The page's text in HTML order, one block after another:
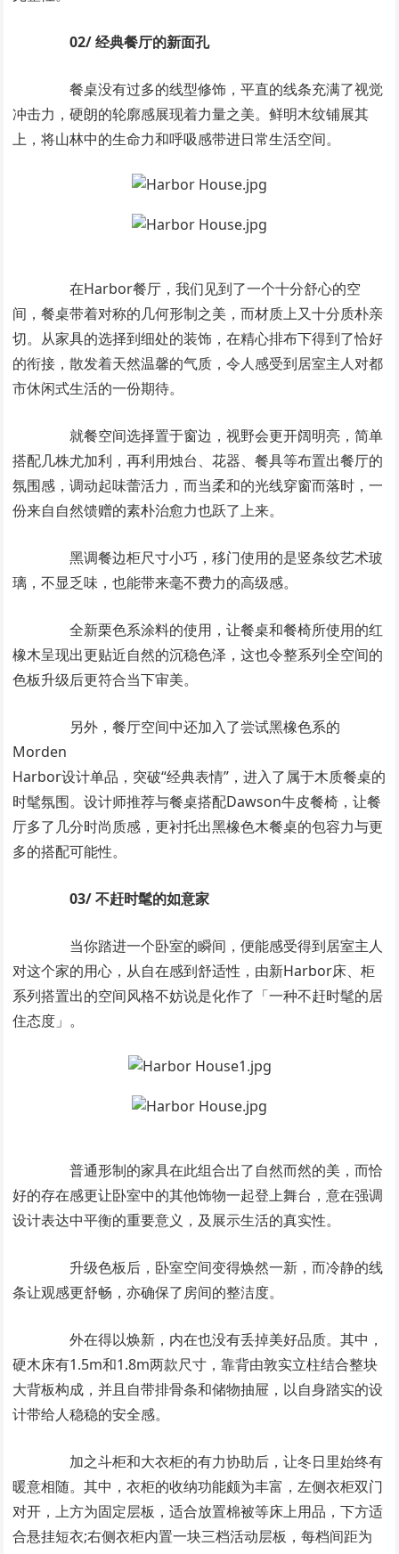
02/ 经典餐厅的新面孔
餐桌没有过多的线型修饰，平直的线条充满了视觉
冲击力，硬朗的轮廓感展现着力量之美。鲜明木纹铺展其
上，将山林中的生命力和呼吸感带进日常生活空间。
在Harbor餐厅，我们见到了一个十分舒心的空
间，餐桌带着对称的几何形制之美，而材质上又十分质朴亲
切。从家具的选择到细处的装饰，在精心排布下得到了恰好
的衔接，散发着天然温馨的气质，令人感受到居室主人对都
市休闲式生活的一份期待。
就餐空间选择置于窗边，视野会更开阔明亮，简单
搭配几株尤加利，再利用烛台、花器、餐具等布置出餐厅的
氛围感，调动起味蕾活力，而当柔和的光线穿窗而落时，一
份来自自然馈赠的素朴治愈力也跃了上来。
黑调餐边柜尺寸小巧，移门使用的是竖条纹艺术玻
璃，不显乏味，也能带来毫不费力的高级感。
全新栗色系涂料的使用，让餐桌和餐椅所使用的红
橡木呈现出更贴近自然的沉稳色泽，这也令整系列全空间的
色板升级后更符合当下审美。
另外，餐厅空间中还加入了尝试黑橡色系的
Morden
Harbor设计单品，突破“经典表情”，进入了属于木质餐桌的
时髦氛围。设计师推荐与餐桌搭配Dawson牛皮餐椅，让餐
厅多了几分时尚质感，更衬托出黑橡色木餐桌的包容力与更
多的搭配可能性。
03/ 不赶时髦的如意家
当你踏进一个卧室的瞬间，便能感受得到居室主人
对这个家的用心，从自在感到舒适性，由新Harbor床、柜
系列搭置出的空间风格不妨说是化作了「一种不赶时髦的居
住态度」。
普通形制的家具在此组合出了自然而然的美，而恰
好的存在感更让卧室中的其他饰物一起登上舞台，意在强调
设计表达中平衡的重要意义，及展示生活的真实性。
升级色板后，卧室空间变得焕然一新，而冷静的线
条让观感更舒畅，亦确保了房间的整洁度。
外在得以焕新，内在也没有丢掉美好品质。其中，
硬木床有1.5m和1.8m两款尺寸，靠背由敦实立柱结合整块
大背板构成，并且自带排骨条和储物抽屉，以自身踏实的设
计带给人稳稳的安全感。
加之斗柜和大衣柜的有力协助后，让冬日里始终有
暖意相随。其中，衣柜的收纳功能颇为丰富，左侧衣柜双门
对开，上方为固定层板，适合放置棉被等床上用品，下方适
合悬挂短衣;右侧衣柜内置一块三档活动层板，每档间距为